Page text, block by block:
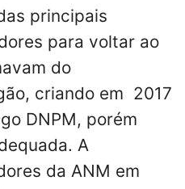
principais
para voltar ao
do
criando em 2017
DNPM, porém
A
da ANM em